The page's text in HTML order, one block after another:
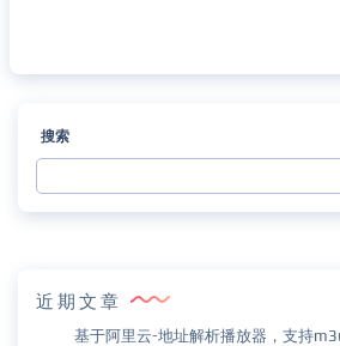
搜索
近期文章
基于阿里云-地址解析播放器，支持